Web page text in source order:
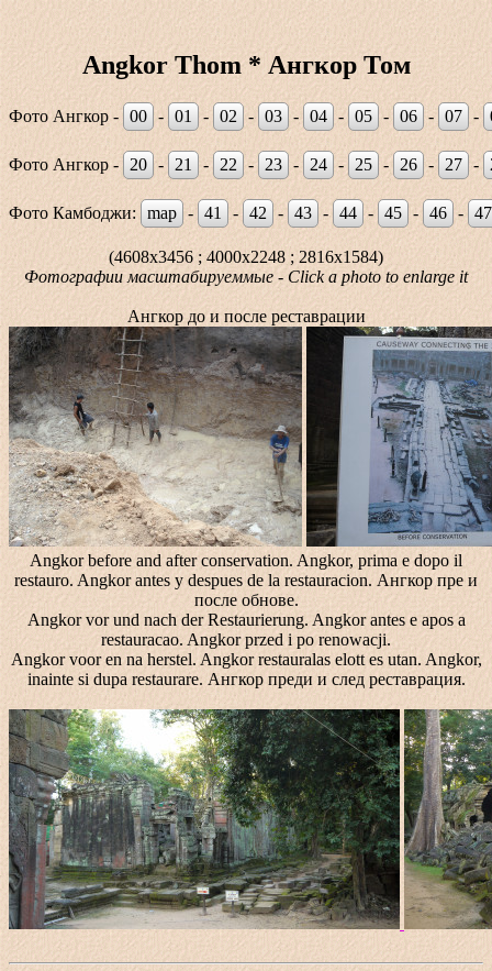
Angkor Thom * Ангкор Том
Фото Ангкор - 00 - 01 - 02 - 03 - 04 - 05 - 06 - 07 -
Фото Ангкор - 20 - 21 - 22 - 23 - 24 - 25 - 26 - 27 -
Фото Камбоджи: map - 41 - 42 - 43 - 44 - 45 - 46 - 47
(4608x3456 ; 4000x2248 ; 2816x1584)
Фотографии масштабируеммые - Click a photo to enlarge it
Ангкор до и после реставрации
Angkor before and after conservation. Angkor, prima e dopo il
restauro. Angkor antes y despues de la restauracion. Ангкор пре и
после обнове.
Angkor vor und nach der Restaurierung. Angkor antes e apos a
restauracao. Angkor przed i po renowacji.
Angkor voor en na herstel. Angkor restauralas elott es utan. Angkor,
inainte si dupa restaurare. Ангкор преди и след реставрация.